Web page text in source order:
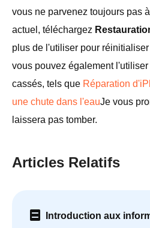
vous ne parvenez toujours pas
actuel, téléchargez
plus de l'utiliser pour
vous pouvez également
cassés, tels que Réparation
une chute dans l'eauJe vous
laissera pas tomber.
Articles Relatifs
Introduction aux